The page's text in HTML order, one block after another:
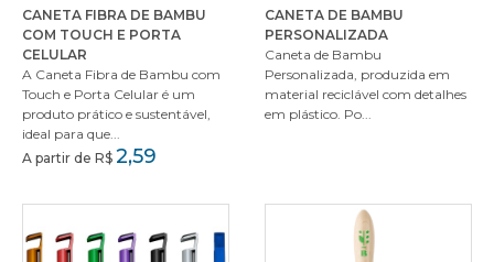
CANETA FIBRA DE BAMBU
COM TOUCH E PORTA
CELULAR
A Caneta Fibra de Bambu com
Touch e Porta Celular é um
produto prático e sustentável,
ideal para que...
A partir de R$ 2,59
CANETA DE BAMBU
PERSONALIZADA
Caneta de Bambu
Personalizada, produzida em
material reciclável com detalhes
em plástico. Po...